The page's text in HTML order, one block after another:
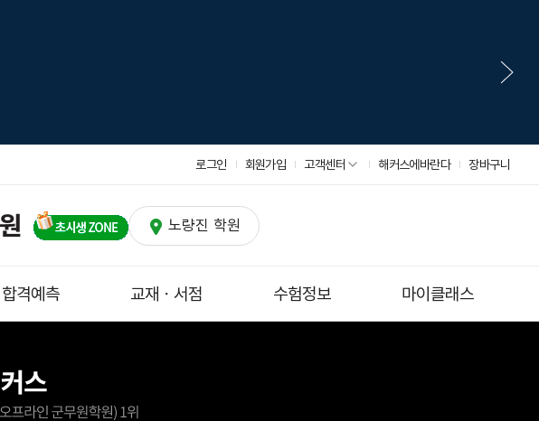
로그인 회원가입 고객센터 해커스에바란다 장바구니
노량진 학원
합격예측 교재ㆍ서점 수험정보 마이클래스